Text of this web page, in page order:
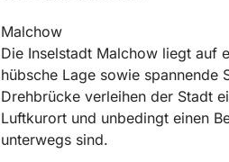
Malchow
Die Inselstadt Malchow liegt auf
hübsche Lage sowie spannende
Drehbrücke verleihen der Stadt
Luftkurort und unbedingt einen
unterwegs sind.